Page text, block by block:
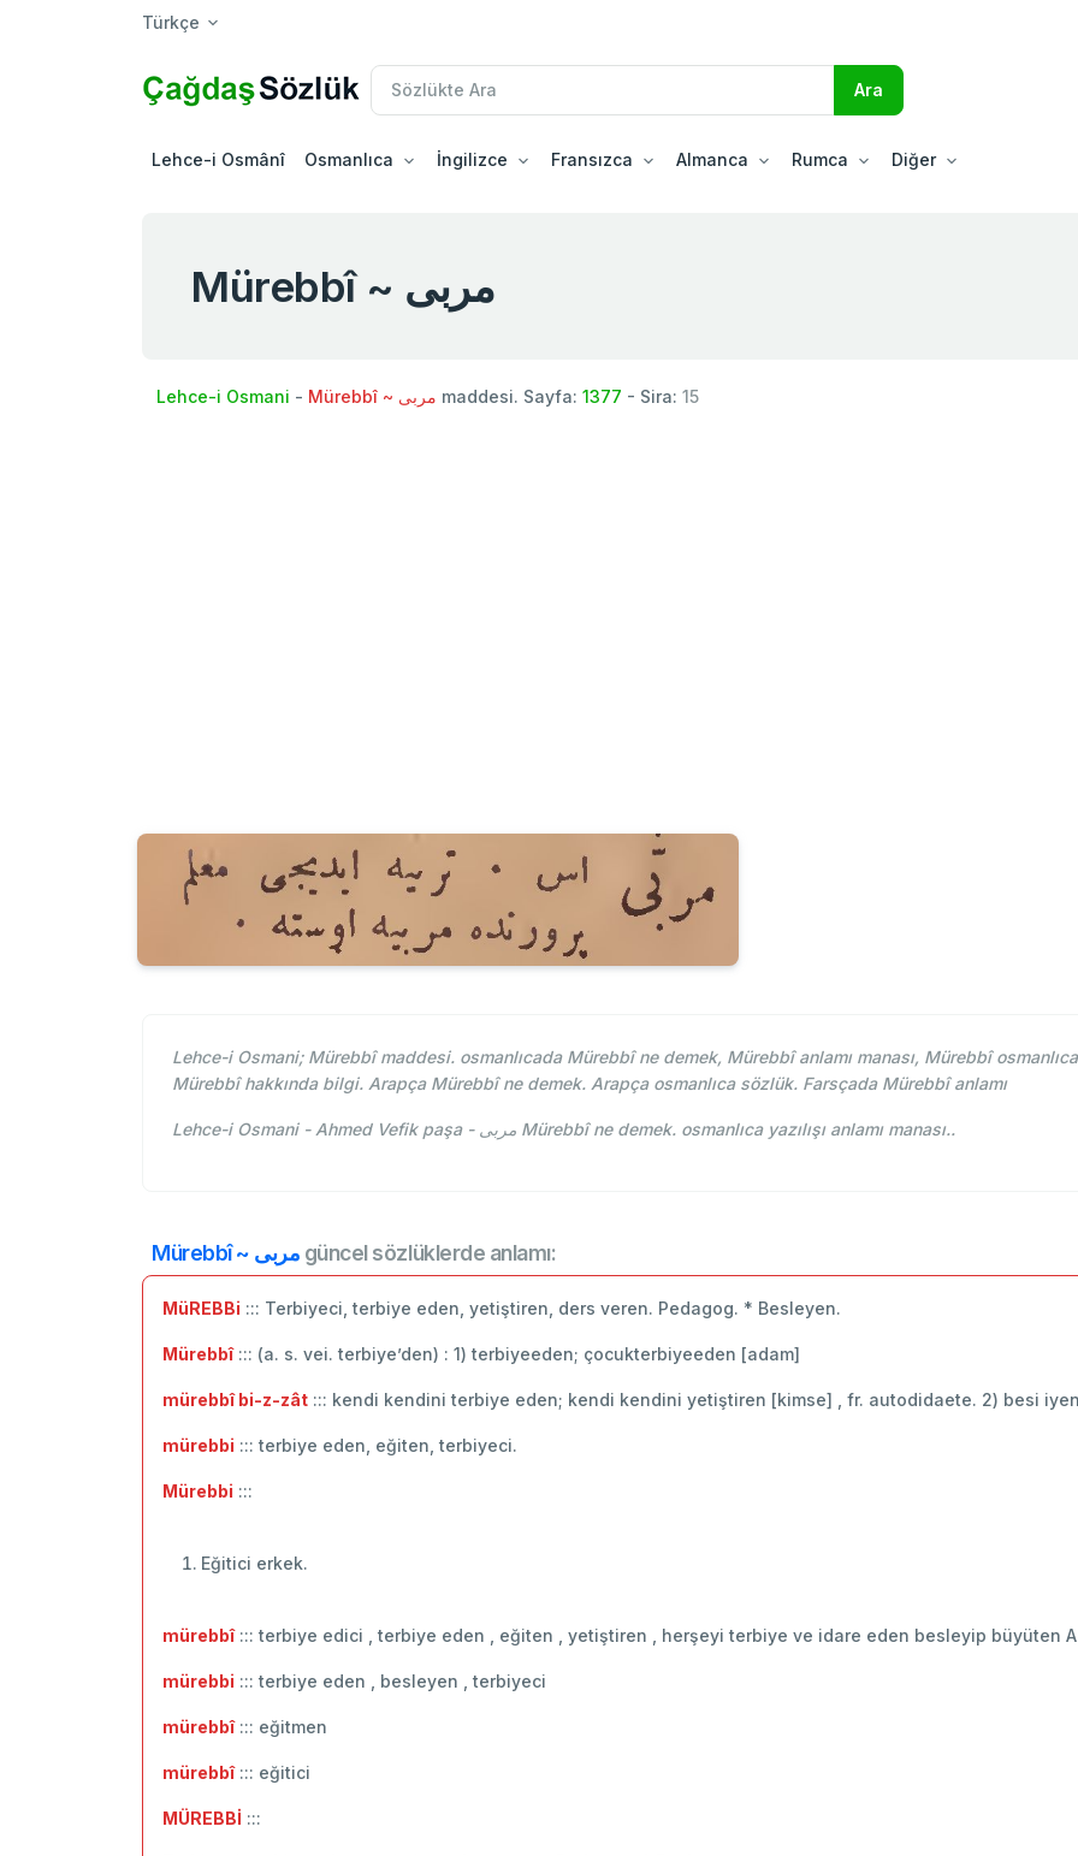
Türkçe
Lehce-i Osmânî Osmanlıca İngilizce Fransızca Almanca Rumca Diğer
Mürebbî ~ مربی
Lehce-i Osmani - Mürebbî ~ مربی maddesi. Sayfa: 1377 - Sira: 15
Lehce-i Osmani; Mürebbî maddesi. osmanlıcada Mürebbî ne demek, Mürebbî anlamı manası, Mürebbî osmanlıca
Mürebbî hakkında bilgi. Arapça Mürebbî ne demek. Arapça osmanlıca sözlük. Farsçada Mürebbî anlamı
Lehce-i Osmani - Ahmed Vefik paşa - مربی Mürebbî ne demek. osmanlıca yazılışı anlamı manası..
Mürebbî ~ مربی güncel sözlüklerde anlamı:
MüREBBi ::: Terbiyeci, terbiye eden, yetiştiren, ders veren. Pedagog. * Besleyen.
Mürebbî::: (a. s. vei. terbiye’den) : 1) terbiyeeden; çocukterbiyeeden [adam]
mürebbî bi-z-zât ::: kendi kendini terbiye eden; kendi kendini yetiştiren [kimse] , fr. autodidaete. 2) besi
mürebbi ::: terbiye eden, eğiten, terbiyeci.
Mürebbi :::
Eğitici erkek.
mürebbî::: terbiye edici , terbiye eden , eğiten , yetiştiren , herşeyi terbiye ve idare eden besleyip büyüten
mürebbi ::: terbiye eden , besleyen , terbiyeci
mürebbî::: ‬eğitmen
mürebbî::: eğitici
MÜREBBİ :::